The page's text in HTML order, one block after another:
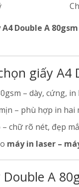
Double A
giấy A4
– dày, cứng,
– phù hợp in hai
chữ rõ nét, đẹp
máy in laser –
A